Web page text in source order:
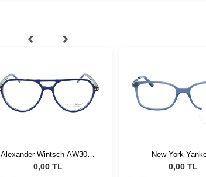
Alexander Wintsch AW3014
C1
0,00 TL
New York
NYAM032 C07
0,00 TL